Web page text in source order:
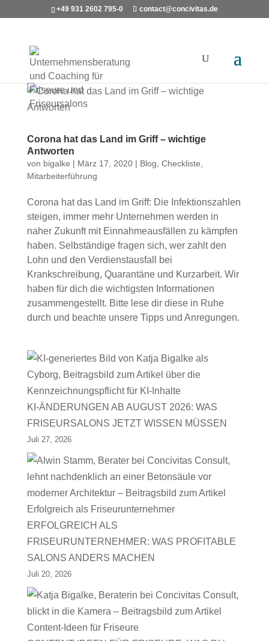
+49 931 2602 795-0 contact@concivitas.de
Corona hat das Land im Griff – wichtige
Antworten
von bigalke | März 17, 2020| Blog Checkliste
Mitarbeiterführung
Corona hat das Land im Griff: Die Infektionszahlen
steigen, immer mehr Unternehmen werden in
naher Zukunft mit Einnahmeausfällen zu kämpfen
haben. Selbständige fragen sich, wer zahlt den
Lohn und den Verdienstausfall bei
Krankschreibung, Quarantäne und Kurzarbeit. Wir
haben für dich die wichtigsten Informationen
zusammengestellt. Bitte lese dir diese in Ruhe
durch und beachte unsere Tipps und Anregungen.
KI-ÄNDERUNGEN AB AUGUST 2026: WAS
FRISEURSALONS JETZT WISSEN MÜSSEN
Juli 27, 2026
ERFOLGREICH ALS
FRISEURUNTERNEHMER: WAS PROFITABLE
SALONS ANDERS MACHEN
Juli 20, 2026